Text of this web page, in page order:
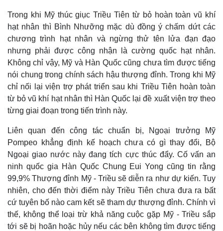
Trong khi Mỹ thúc giục Triều Tiên từ bỏ hoàn toàn vũ khí
hạt nhân thì Bình Nhưỡng mặc dù đồng ý chấm dứt các
chương trình hạt nhân và ngừng thử tên lửa đạn đạo
nhưng phải được công nhận là cường quốc hạt nhân.
Không chỉ vậy, Mỹ và Hàn Quốc cũng chưa tìm được tiếng
nói chung trong chính sách hậu thượng đỉnh. Trong khi Mỹ
chỉ nối lại viện trợ phát triển sau khi Triều Tiên hoàn toàn
từ bỏ vũ khí hạt nhân thì Hàn Quốc lại đề xuất viện trợ theo
từng giai đoạn trong tiến trình này.
Liên quan đến công tác chuẩn bị, Ngoại trưởng Mỹ
Pompeo khẳng định kế hoạch chưa có gì thay đổi, Bộ
Ngoại giao nước này đang tích cực thúc đẩy. Cố vấn an
ninh quốc gia Hàn Quốc Chung Eui Yong cũng tin rằng
99,9% Thượng đỉnh Mỹ - Triều sẽ diễn ra như dự kiến. Tuy
nhiên, cho đến thời điểm này Triều Tiên chưa đưa ra bất
cứ tuyên bố nào cam kết sẽ tham dự thượng đỉnh. Chính vì
thế, không thể loại trừ khả năng cuộc gặp Mỹ - Triều sắp
tới sẽ bị hoãn hoặc hủy nếu các bên không tìm được tiếng